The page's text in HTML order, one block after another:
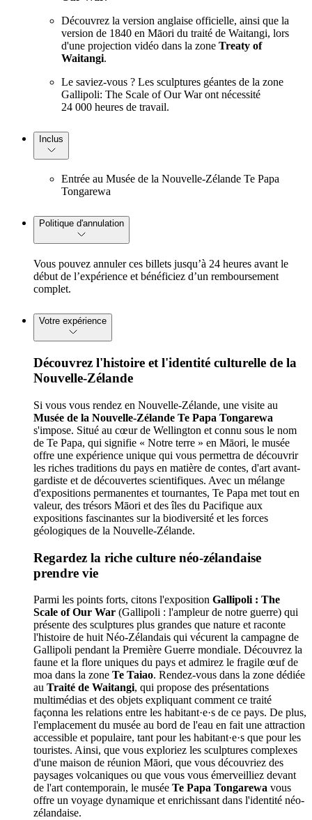
Découvrez la version anglaise officielle, ainsi que la
version de 1840 en Māori du traité de Waitangi, lors
d'une projection vidéo dans la zone Treaty of
Waitangi.
Le saviez-vous ? Les sculptures géantes de la zone
Gallipoli: The Scale of Our War ont nécessité
24 000 heures de travail.
Inclus
Entrée au Musée de la Nouvelle-Zélande Te Papa
Tongarewa
Politique d'annulation
Vous pouvez annuler ces billets jusqu’à 24 heures avant le
début de l’expérience et bénéficiez d’un remboursement
complet.
Votre expérience
Découvrez l'histoire et l'identité culturelle de la
Nouvelle-Zélande
Si vous vous rendez en Nouvelle-Zélande, une visite au
Musée de la Nouvelle-Zélande Te Papa Tongarewa
s'impose. Situé au cœur de Wellington et connu sous le nom
de Te Papa, qui signifie « Notre terre » en Māori, le musée
offre une expérience unique qui vous permettra de découvrir
les riches traditions du pays en matière de contes, d'art avant-
gardiste et de découvertes scientifiques. Avec un mélange
d'expositions permanentes et tournantes, Te Papa met tout en
valeur, des trésors Māori et des îles du Pacifique aux
expositions fascinantes sur la biodiversité et les forces
géologiques de la Nouvelle-Zélande.
Regardez la riche culture néo-zélandaise
prendre vie
Parmi les points forts, citons l'exposition Gallipoli : The
Scale of Our War (Gallipoli : l'ampleur de notre guerre) qui
présente des sculptures plus grandes que nature et raconte
l'histoire de huit Néo-Zélandais qui vécurent la campagne de
Gallipoli pendant la Première Guerre mondiale. Découvrez la
faune et la flore uniques du pays et admirez le fragile œuf de
moa dans la zone Te Taiao. Rendez-vous dans la zone dédiée
au Traité de Waitangi, qui propose des présentations
multimédias et des objets expliquant comment ce traité
façonna les relations entre les habitant·e·s de ce pays. De plus,
l'emplacement du musée au bord de l'eau en fait une attraction
accessible et populaire, tant pour les habitant·e·s que pour les
touristes. Ainsi, que vous exploriez les sculptures complexes
d'une maison de réunion Māori, que vous découvriez des
paysages volcaniques ou que vous vous émerveilliez devant
de l'art contemporain, le musée Te Papa Tongarewa vous
offre un voyage dynamique et enrichissant dans l'identité néo-
zélandaise.